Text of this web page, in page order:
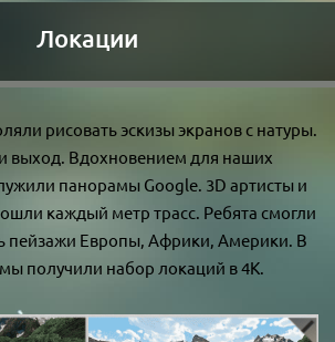
Локации
рисовать эскизы экранов с натуры.
выход. Вдохновением для наших
панорамы Google. 3D артисты и
каждый метр трасс. Ребята смогли
пейзажи Европы, Африки, Америки. В
мы получили набор локаций в 4К.